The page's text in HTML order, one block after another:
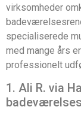
virksomheder
specialiserede
med mange års
professionelt
1. Ali R. via